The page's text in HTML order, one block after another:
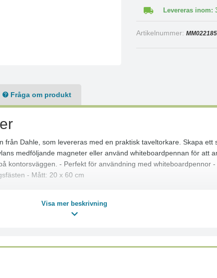
Levereras inom:
Artikelnummer:
Fråga om produkt
Dahle, som levereras med en praktisk taveltorkare. Skapa
medföljande magneter eller använd whiteboardpennan för att
kontorsväggen. - Perfekt för användning med whiteboardpennor
- Mått: 20 x 60 cm
Visa mer beskrivning